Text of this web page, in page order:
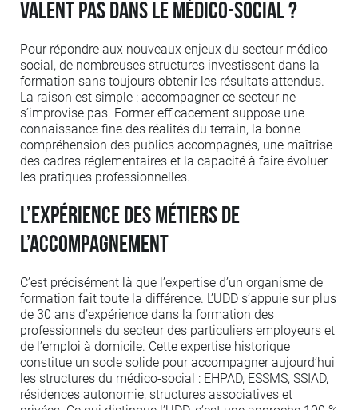
valent pas dans le médico-social ?
Pour répondre aux nouveaux enjeux du secteur médico-
social, de nombreuses structures investissent dans la
formation sans toujours obtenir les résultats attendus.
La raison est simple : accompagner ce secteur ne
s’improvise pas. Former efficacement suppose une
connaissance fine des réalités du terrain, la bonne
compréhension des publics accompagnés, une maîtrise
des cadres réglementaires et la capacité à faire évoluer
les pratiques professionnelles.
L’expérience des métiers de
l’accompagnement
C’est précisément là que l’expertise d’un organisme de
formation fait toute la différence. L’UDD s’appuie sur plus
de 30 ans d’expérience dans la formation des
professionnels du secteur des particuliers employeurs et
de l’emploi à domicile. Cette expertise historique
constitue un socle solide pour accompagner aujourd’hui
les structures du médico-social : EHPAD, ESSMS, SSIAD,
résidences autonomie, structures associatives et